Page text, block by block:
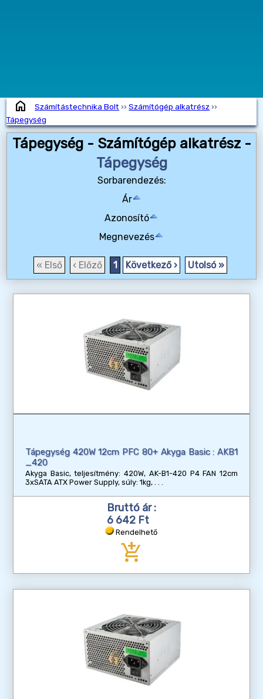
home Számítástechnika Bolt››Számítógép alkatrész››
Tápegység
Tápegység - Számítógép alkatrész -
Tápegység
Sorbarendezés:
Ár
Azonosító
Megnevezés
« Első ‹ Előző 1 Következő › Utolsó »
Tápegység 420W 12cm PFC 80+ Akyga Basic : AKB1
_420
Akyga Basic, teljesítmény: 420W, AK-B1-420 P4 FAN 12cm
3xSATA ATX Power Supply, súly: 1kg,
Bruttó ár :
6 642 Ft
Rendelhető
add_shopping_cart